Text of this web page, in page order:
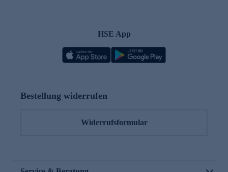
HSE App
Bestellung widerrufen
Widerrufsformular